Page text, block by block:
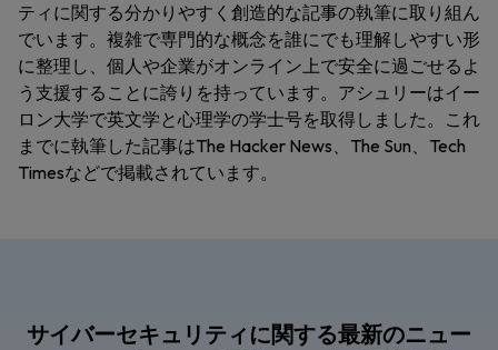
ティに関する分かりやすく創造的な記事の執筆に取り組ん
でいます。複雑で専門的な概念を誰にでも理解しやすい形
に整理し、個人や企業がオンライン上で安全に過ごせるよ
う支援することに誇りを持っています。アシュリーはイー
ロン大学で英文学と心理学の学士号を取得しました。これ
までに執筆した記事はThe Hacker News、The Sun、Tech
Timesなどで掲載されています。
サイバーセキュリティに関する最新のニュー